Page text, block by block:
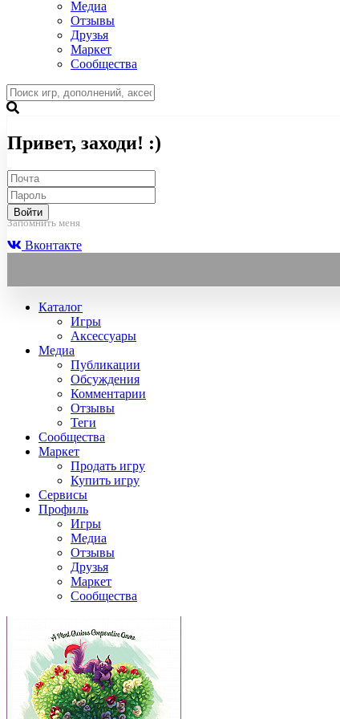
Медиа
Отзывы
Друзья
Маркет
Сообщества
Привет, заходи! :)
Войти
Запомнить меня
Вконтакте
Каталог
Игры
Аксессуары
Медиа
Публикации
Обсуждения
Комментарии
Отзывы
Теги
Сообщества
Маркет
Продать игру
Купить игру
Сервисы
Профиль
Игры
Медиа
Отзывы
Друзья
Маркет
Сообщества